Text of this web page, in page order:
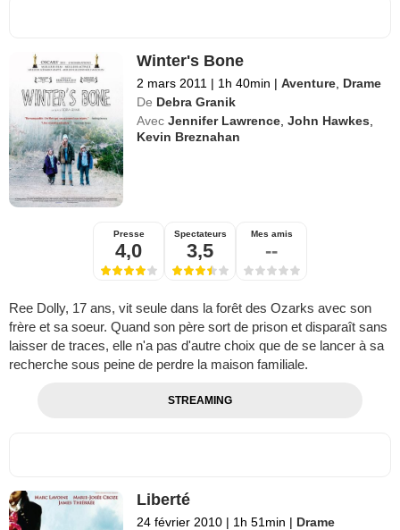
Winter's Bone
2 mars 2011 | 1h 40min | Aventure Drame
De Debra Granik
Avec Jennifer Lawrence ,John Hawkes
Kevin Breznahan
Presse
4,0
Spectateurs
3,5
Mes amis
--
Ree Dolly, 17 ans, vit seule dans la forêt des Ozarks avec son
frère et sa soeur. Quand son père sort de prison et disparaît sans
laisser de traces, elle n'a pas d'autre choix que de se lancer à sa
recherche sous peine de perdre la maison familiale.
STREAMING
Liberté
24 février 2010 | 1h 51min | Drame